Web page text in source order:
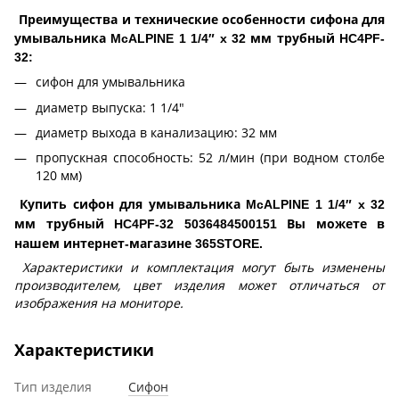
Преимущества и технические особенности сифона для
умывальника McALPINE 1 1/4″ x 32 мм трубный HC4PF-
32:
сифон для умывальника
диаметр выпуска: 1 1/4″
диаметр выхода в канализацию: 32 мм
пропускная способность: 52 л/мин (при водном столбе
120 мм)
Купить сифон для умывальника McALPINE 1 1/4″ x 32
мм трубный HC4PF-32 5036484500151 Вы можете в
нашем интернет-магазине 365STORE.
Характеристики и комплектация могут быть изменены
производителем, цвет изделия может отличаться от
изображения на мониторе.
Характеристики
Тип изделия
Сифон